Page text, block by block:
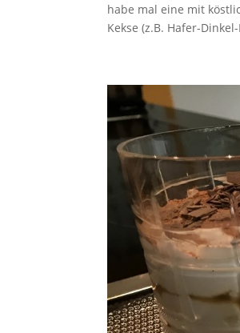
habe mal eine mit
Kekse (z.B. Hafer-